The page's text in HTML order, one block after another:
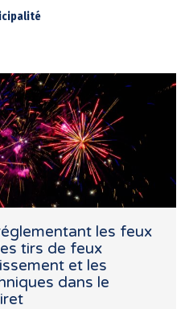
les feux
tirs de feux
et les
dans le